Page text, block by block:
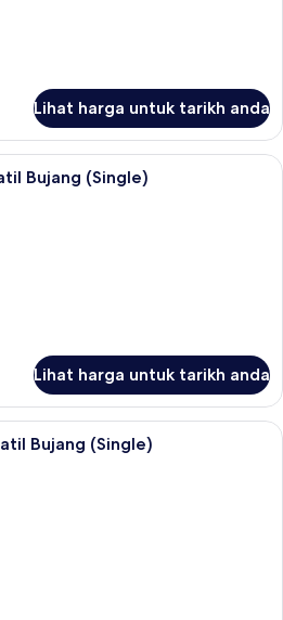
Lihat harga untuk tarikh anda
Standard Twin Room, 1 Katil Bujang
Bujang (Single)
Lihat harga untuk tarikh anda
Standard Twin Room, 2 Katil Bujang
Bujang (Single)